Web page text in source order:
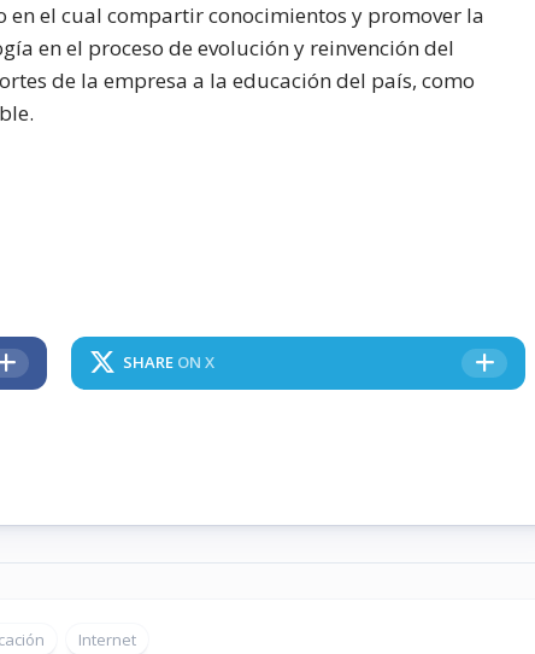
en el cual compartir conocimientos y promover la
en el proceso de evolución y reinvención del
de la empresa a la educación del país, como
SHARE ON X
Internet